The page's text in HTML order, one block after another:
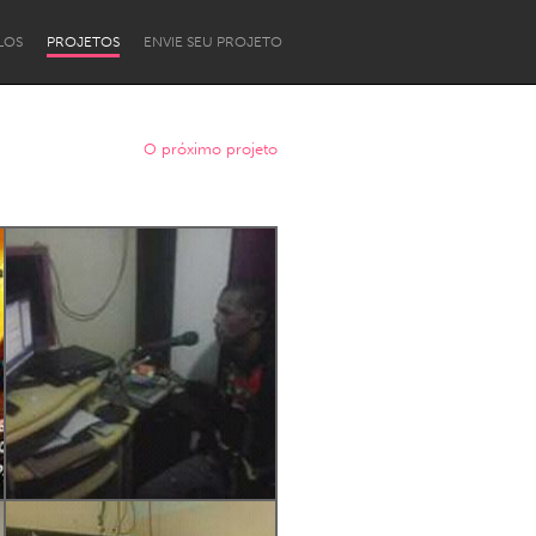
PROJETOS ENVIE SEU PROJETO
Newcastle
O próximo projeto